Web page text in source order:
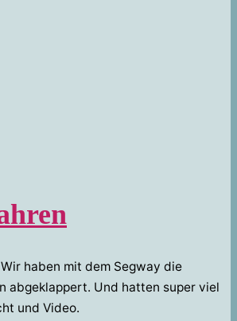
haben mit dem Segway die
abgeklappert. Und hatten super viel
und Video.